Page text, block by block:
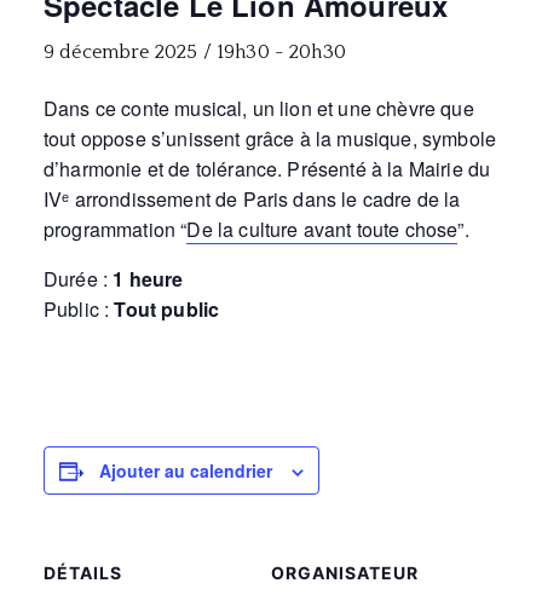
9 décembre 2025 / 19h30 -20h30
Dans ce conte musical, un lion et une chèvre que
tout oppose s’unissent grâce à la musique, symbole
d’harmonie et de tolérance. Présenté à la Mairie du
IVᵉ arrondissement de Paris dans le cadre de la
programmation “De la culture avant toute chose”.
Durée : 1 heure
Public :Tout public
Ajouter au calendrier
DÉTAILS ORGANISATEUR